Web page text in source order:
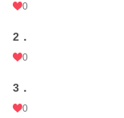
小説
恋愛
24h.ポイント
0
2．
0
3．
0